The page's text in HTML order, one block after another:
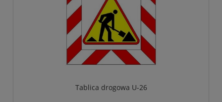
Tablica drogowa U-26